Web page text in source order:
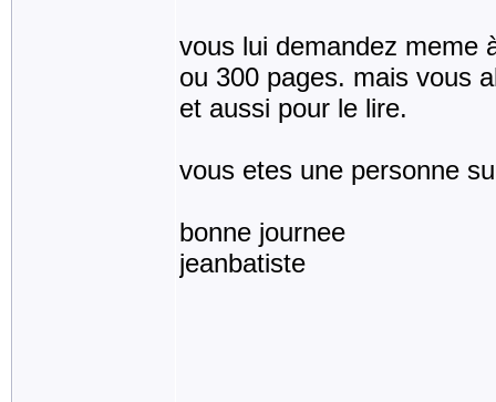
vous lui demandez meme
ou 300 pages. mais vous
et aussi pour le lire.
vous etes une personne
bonne journee
jeanbatiste